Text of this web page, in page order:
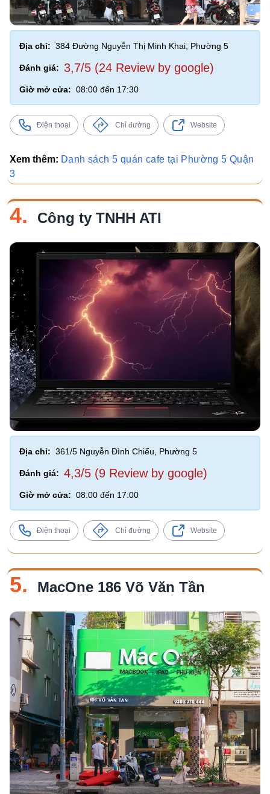
Địa chỉ: 384 Đường Nguyễn Thị Minh Khai, Phường 5
Đánh giá: 3,7/5 (24 Review by google)
Giờ mở cửa: 08:00 đến 17:30
Điện thoại Chỉ đường Website
Xem thêm: Danh sách 5 quán cafe tại Phường 5 Quận
3
4. Công ty TNHH ATI
Địa chỉ: 361/5 Nguyễn Đình Chiểu, Phường 5
Đánh giá: 4,3/5 (9 Review by google)
Giờ mở cửa: 08:00 đến 17:00
Điện thoại Chỉ đường Website
5. MacOne 186 Võ Văn Tần